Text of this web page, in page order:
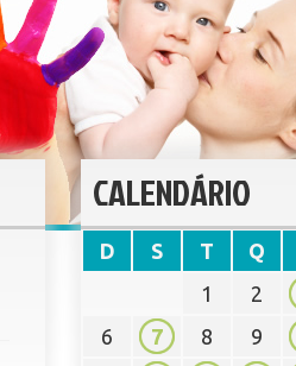
CALENDÁRIO
D S T Q
1
2
6
7 8 9